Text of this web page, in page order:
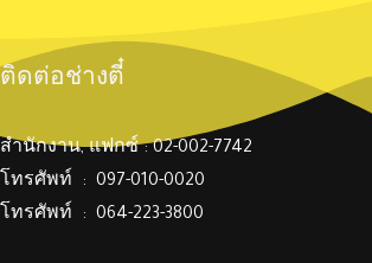
ติดต่อช่างตี๋
สำนักงาน, แฟกซ์ : 02-002-7742
โทรศัพท์ : 097-010-0020
โทรศัพท์ : 064-223-3800